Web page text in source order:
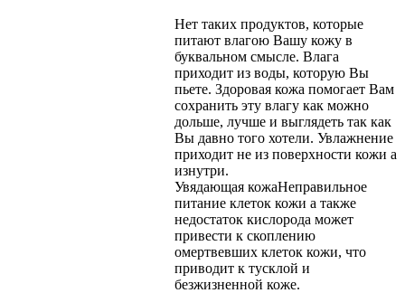
Нет таких продуктов, которые
питают влагою Вашу кожу в
буквальном смысле. Влага
приходит из воды, которую Вы
пьете. Здоровая кожа помогает Вам
сохранить эту влагу как можно
дольше, лучше и выглядеть так как
Вы давно того хотели. Увлажнение
приходит не из поверхности кожи а
изнутри.
Увядающая кожаНеправильное
питание клеток кожи а также
недостаток кислорода может
привести к скоплению
омертвевших клеток кожи, что
приводит к тусклой и
безжизненной коже.